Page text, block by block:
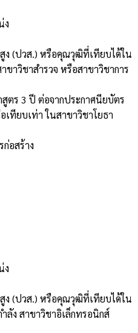
ง
ง (ปวส.) หรือคุณวุฒิที่เทียบได้ใน
ขาวิชาสำรวจ หรือสาขาวิชาการ
ตร 3 ปี ต่อจากประกาศนียบัตร
ทียบเท่า ในสาขาวิชาโยธา
อสร้าง
ง
ง (ปวส.) หรือคุณวุฒิที่เทียบได้ใน
ลัง สาขาวิชาอิเล็กทรอนิกส์